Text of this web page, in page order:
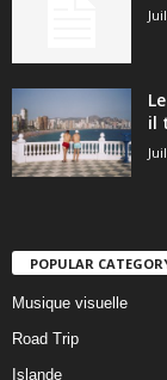
il
POPULAR
Musique visuelle
Road Trip
Islande